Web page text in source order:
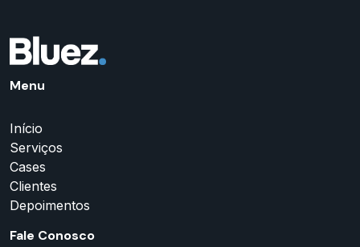
Menu
Início
Serviços
Cases
Clientes
Depoimentos
Fale Conosco